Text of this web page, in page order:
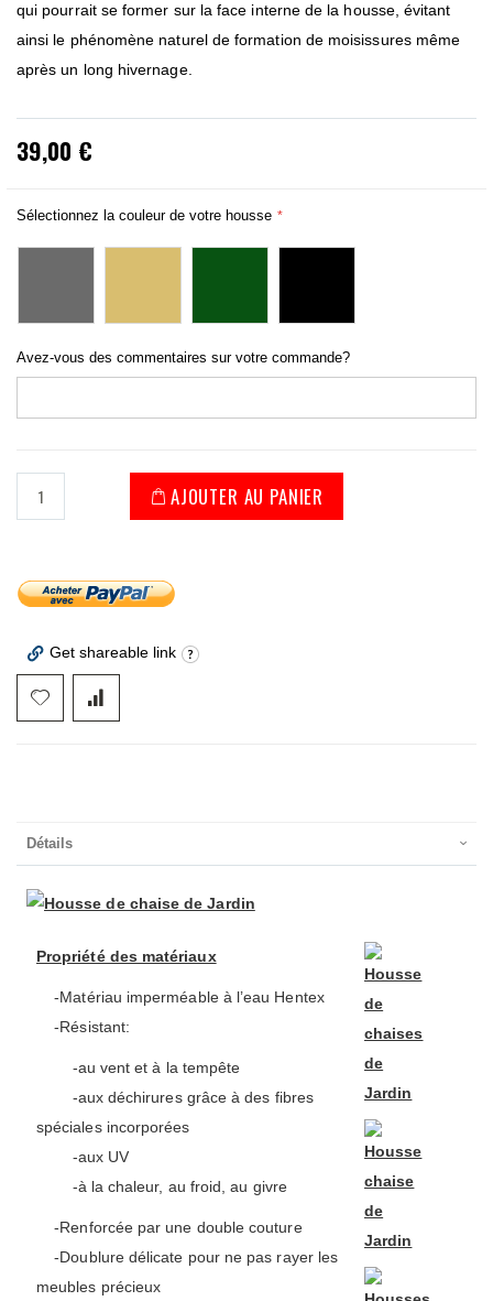
qui pourrait se former sur la face interne de la housse, évitant
ainsi le phénomène naturel de formation de moisissures même
après un long hivernage.
39,00 €
Sélectionnez la couleur de votre housse
Avez-vous des commentaires sur votre commande?
AJOUTER AU PANIER
Get shareable link
Détails
Propriété des matériaux
-Matériau imperméable à l’eau Hentex
-Résistant:
-au vent et à la tempête
-aux déchirures grâce à des fibres
spéciales incorporées
-aux UV
-à la chaleur, au froid, au givre
-Renforcée par une double couture
-Doublure délicate pour ne pas rayer les
meubles précieux